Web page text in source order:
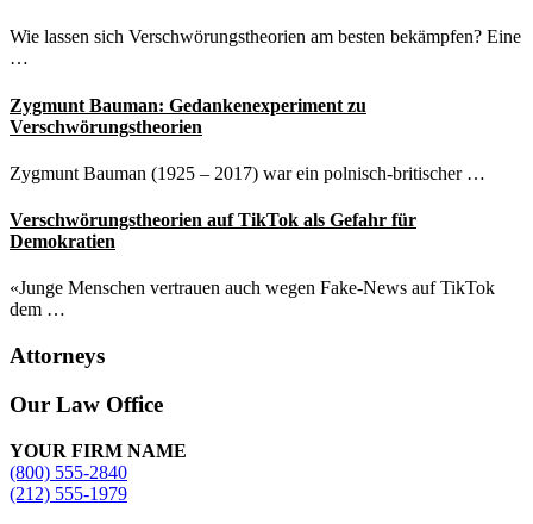
Wie lassen sich Verschwörungstheorien am besten bekämpfen? Eine
…
Zygmunt Bauman: Gedankenexperiment zu
Verschwörungstheorien
Zygmunt Bauman (1925 – 2017) war ein polnisch-britischer …
Verschwörungstheorien auf TikTok als Gefahr für
Demokratien
«Junge Menschen vertrauen auch wegen Fake-News auf TikTok
dem …
Attorneys
Site
Footer
Our Law Office
YOUR FIRM NAME
(800) 555-2840
(212) 555-1979